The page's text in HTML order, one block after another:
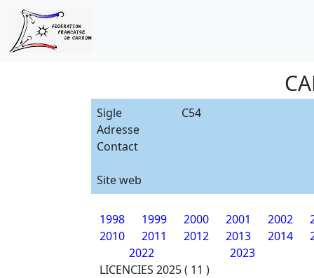
Sigle
C54
Adresse
Contact
Site web
1998 1999 2000 2001 2002
2010
2011 2012 2013 2014
2022
2023
LICENCIES 2025 ( 11 )